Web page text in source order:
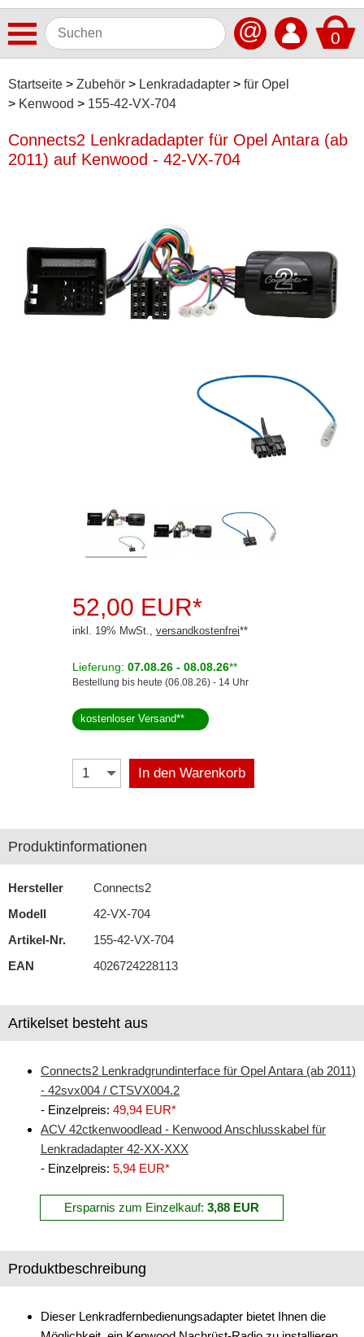
0
@
Startseite Zubehör Lenkradadapter
für Opel
Kenwood
155-42-VX-704
Autoradios
Dashcams
Elektromobilität
Multimedia
Navigationssoftware
Aktivsystemadapter
Antennenkabel
Antennensplitter
Antennenstab
Antennenverstärker
Antennenzubehör
Aux-In-Adapter
CAN-BUS-Adapter
Cinch-Kabel
DAB+
Ersatzteile
Fernbedienungen
Freischaltmodule
Freisprechadapter
Handyhalterungen
Lautsprecheradapter
Connects2 Lenkradadapter für Opel Antara (ab
2011) auf Kenwood - 42-VX-704
52,00 EUR*
inkl. 19% MwSt., versandkostenfrei**
Lieferung: 07.08.26 - 08.08.26**
Bestellung bis heute (06.08.26) - 14 Uhr
kostenloser Versand**
In den Warenkorb
Produktinformationen
Hersteller
Connects2
Modell
42-VX-704
Artikel-Nr.
155-42-VX-704
EAN
4026724228113
Artikelset besteht aus
Connects2 Lenkradgrundinterface für Opel Antara (ab 2011)
- 42svx004 / CTSVX004.2
- Einzelpreis: 49,94 EUR*
ACV 42ctkenwoodlead - Kenwood Anschlusskabel für
Lenkradadapter 42-XX-XXX
- Einzelpreis: 5,94 EUR*
Ersparnis zum Einzelkauf: 3,88 EUR
Produktbeschreibung
Dieser Lenkradfernbedienungsadapter bietet Ihnen die